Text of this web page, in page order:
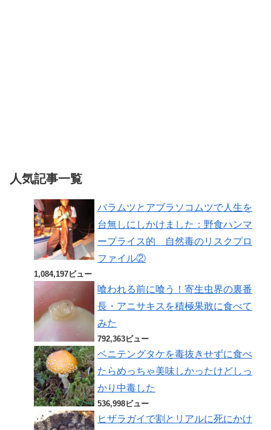
人気記事一覧
バラムツとアブラソコムツで人生を
台無しにしかけました：野食ハンマ
ープライス的 自然毒のリスクプロ
ファイル②
1,084,197ビュー
喰われる前に喰う！寄生虫界の裏番
長・アニサキスを積極果敢に食べて
みた
792,363ビュー
ベニテングタケを毒抜きせずに食べ
たらめっちゃ美味しかったけどしっ
かり中毒した
536,998ビュー
ヒザラガイで割とリアルに死にかけ